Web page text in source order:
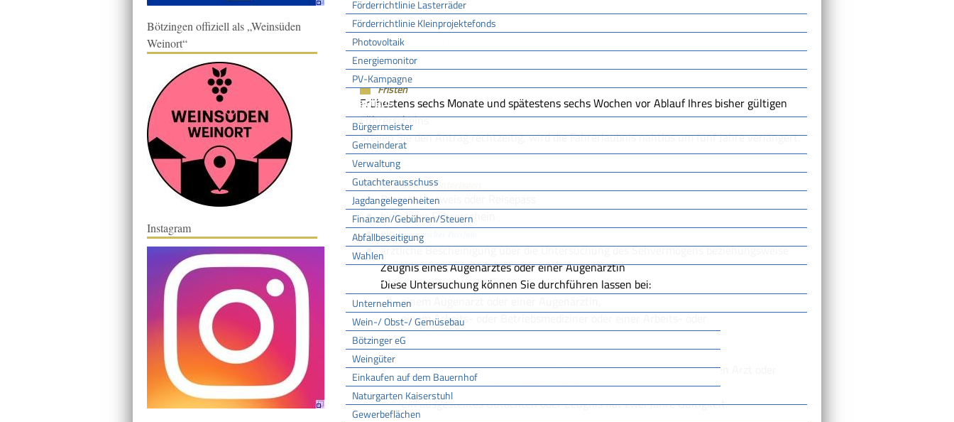
Förderrichtlinie Lasterräder
Förderrichtlinie Kleinprojektefonds
Photovoltaik
Energiemonitor
PV-Kampagne
Rathaus
Bürgermeister
Gemeinderat
Verwaltung
Gutachterausschuss
Jagdangelegenheiten
Finanzen/Gebühren/Steuern
Abfallbeseitigung
Wahlen
Wirtschaft
Unternehmen
Wein-/ Obst-/ Gemüsebau
Bötzinger eG
Weingüter
Einkaufen auf dem Bauernhof
Naturgarten Kaiserstuhl
Gewerbeflächen
Bötzingen offiziell als „Weinsüden
Weinort“
Instagram
Gegen eine Extragebühr können Sie eine Expressbestellung bea
den neuen Führerschein verkürzt sich dadurch. Auskünfte erteilt Ihnen Ihre Behörde.
Fristen
Frühestens sechs Monate und spätestens sechs Wochen vor Ablauf Ihres bisher gültigen
Führerscheins
Stellen Sie den Antrag rechtzeitig, wird die Fahrerlaubnis nahtlos um fünf Jahre verlängert.
Erforderliche Unterlagen
Personalausweis oder Reisepass
bisheriger Führerschein
einbiometrisches Passfoto
ärztliche Bescheinigung über die Untersuchung des Sehvermögens beziehungsweise
Zeugnis eines Augenarztes oder einer Augenärztin
Diese Untersuchung können Sie durchführen lassen bei:
einem Augenarzt oder einer Augenärztin,
einem Arbeits- oder Betriebsmediziner oder einer Arbeits- oder
Betriebsmedizinerin
einer Begutachtungsstelle für Fahreignung,
einem Arzt oder einer Ärztin des Gesundheitsamtes, einem anderen Arzt oder
einer anderen Ärztin der öffentlichen Verwaltung
Ein ausgestelltes Gutachten oder Zeugnis hat zwei Jahre Gültigkeit.